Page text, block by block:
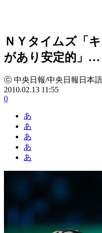
ＮＹタイムズ「
があり安定的」…
ⓒ 中央日報/中央日報日本
2010.02.13 11:55
0
あ
あ
あ
あ
あ